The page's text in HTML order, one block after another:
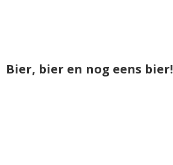
Bier, bier en nog eens bier!